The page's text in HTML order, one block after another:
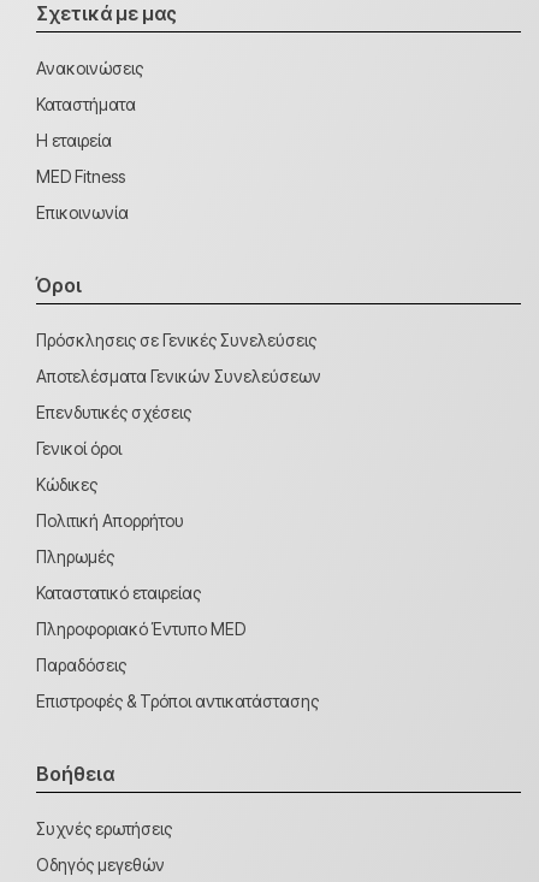
Σχετικά με μας
Ανακοινώσεις
Καταστήματα
Η εταιρεία
MED Fitness
Επικοινωνία
Όροι
Πρόσκλησεις σε Γενικές Συνελεύσεις
Αποτελέσματα Γενικών Συνελεύσεων
Επενδυτικές σχέσεις
Γενικοί όροι
Κώδικες
Πολιτική Απορρήτου
Πληρωμές
Καταστατικό εταιρείας
Πληροφοριακό Έντυπο MED
Παραδόσεις
Επιστροφές & Τρόποι αντικατάστασης
Βοήθεια
Συχνές ερωτήσεις
Οδηγός μεγεθών